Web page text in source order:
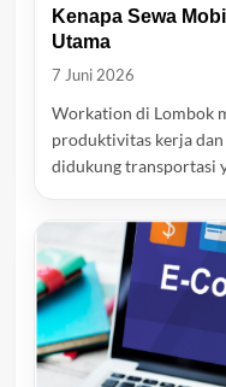
Kenapa Sewa
Utama
7 Juni 2026
Workation di Lombok
produktivitas kerja
didukung transportasi